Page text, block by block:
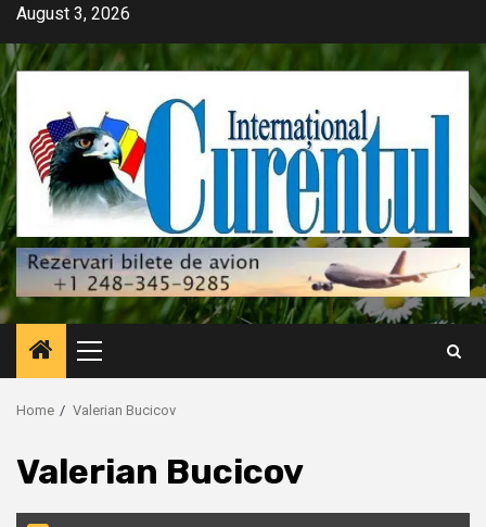
Skip
content
August 3, 2026
Primary
Menu
Home Valerian Bucicov
Valerian Bucicov